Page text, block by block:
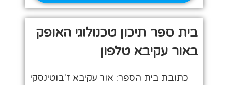
בית ספר תיכון טכנולוגי האופק
באור עקיבא טלפון
כתובת בית הספר: אור עקיבא ז'בוטינסקי